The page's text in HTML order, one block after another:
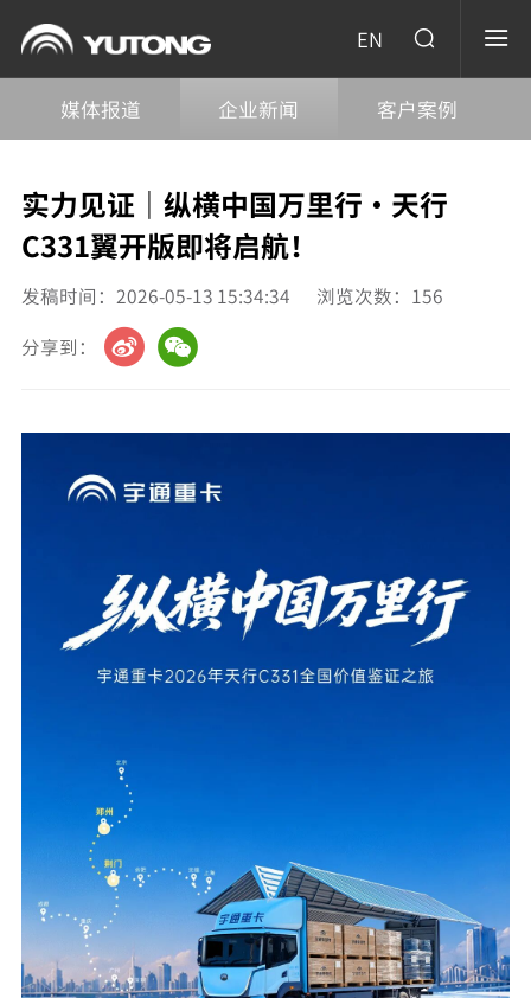
EN
媒体报道 企业新闻 客户案例
实力见证｜纵横中国万里行·天行
C331翼开版即将启航！
发稿时间：2026-05-13 15:34:34 浏览次数： 156
分享到：